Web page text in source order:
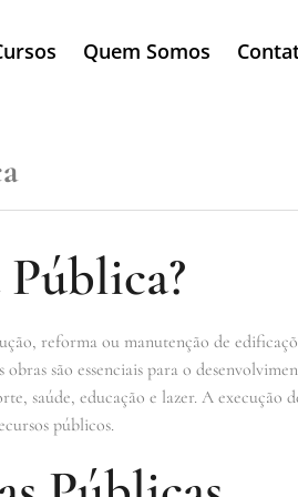
Quem Somos
reforma ou manutenção de
são essenciais para o
saúde, educação e lazer. A execução
públicos.